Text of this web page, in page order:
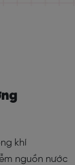
khí
nguồn nước